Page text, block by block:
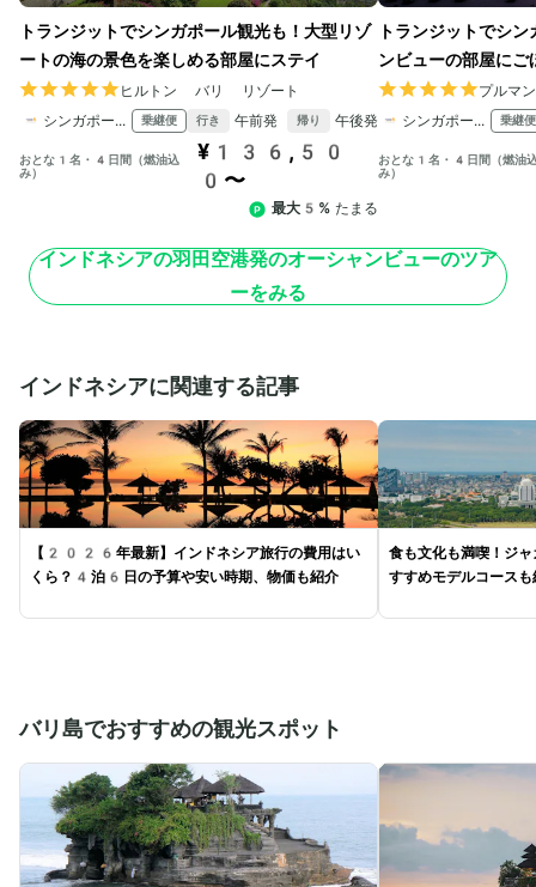
トランジットでシンガポール観光も！大型リゾ
ートの海の景色を楽しめる部屋にステイ
ヒルトン バリ リゾート
シンガポール航空
乗継便 行き 午前発 帰り 午後発
おとな1名・4日間（燃油込
み）
¥136,50
0〜
最大5% たまる
トランジットでシ
ンビューの部屋にご
プルマ
シンガポール航空
乗継便
おとな1名・4日間（燃油
み）
インドネシアの羽田空港発のオーシャンビューのツア
ーをみる
インドネシアに関連する記事
【2026年最新】インドネシア旅行の費用はい
くら？4泊6日の予算や安い時期、物価も紹介
食も文化も満喫！ジ
すすめモデルコースも
バリ島でおすすめの観光スポット